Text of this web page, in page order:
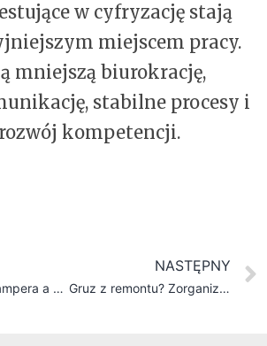
w cyfryzację stają
miejscem pracy.
mniejszą biurokrację,
stabilne procesy i
kompetencji.
Wyposażenie kampera a komfort pracy w trasie – dom i biuro w ruchu
NASTĘPNY
Gruz z remontu? Zorganizuj szybki wywóz w Poznaniu i usprawnij prace